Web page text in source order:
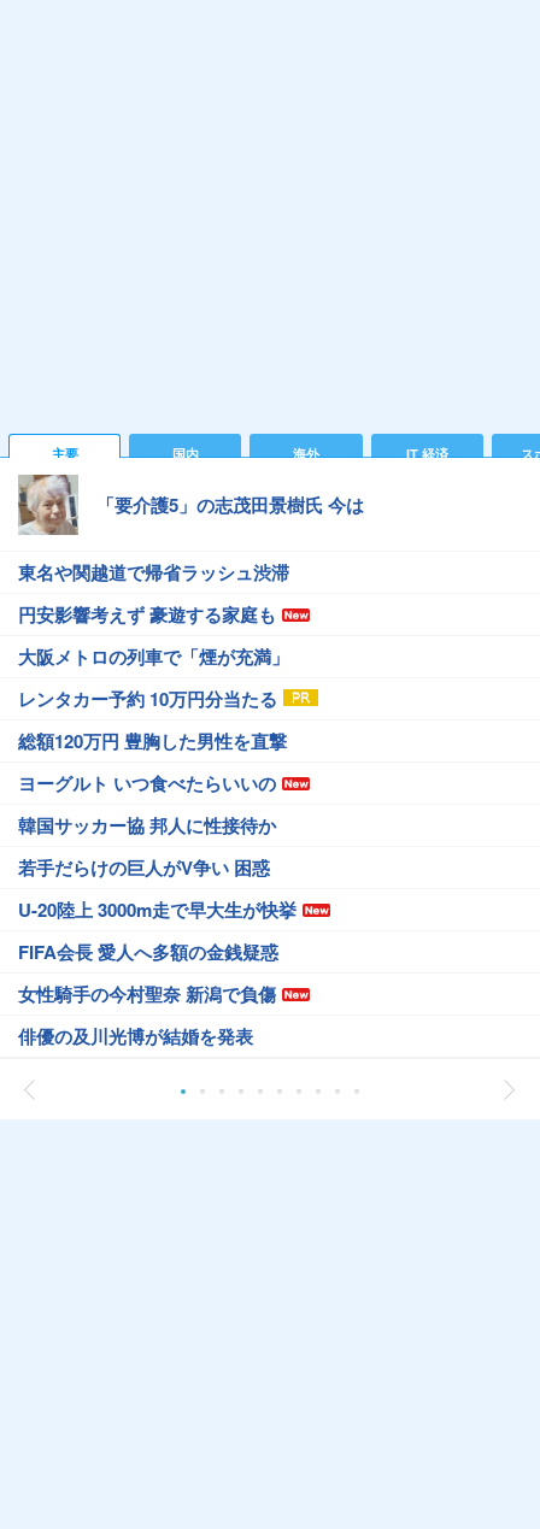
主要 国内 海外 IT 経済 ス
「要介護5」の志茂田景樹氏 今は
東名や関越道で帰省ラッシュ渋滞
円安影響考えず 豪遊する家庭も
大阪メトロの列車で「煙が充満」
レンタカー予約 10万円分当たる
総額120万円 豊胸した男性を直撃
ヨーグルト いつ食べたらいいの
韓国サッカー協 邦人に性接待か
若手だらけの巨人がV争い 困惑
U-20陸上 3000m走で早大生が快挙
FIFA会長 愛人へ多額の金銭疑惑
女性騎手の今村聖奈 新潟で負傷
俳優の及川光博が結婚を発表